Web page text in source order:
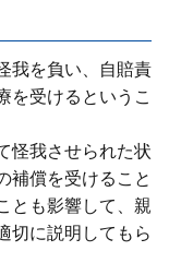
我を負い、⾃賠責
を受けるというこ
怪我させられた状
補償を受けること
とも影響して、親
切に説明してもら